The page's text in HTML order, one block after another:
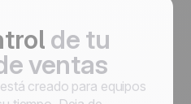
de tu
ventas
creado para equipos